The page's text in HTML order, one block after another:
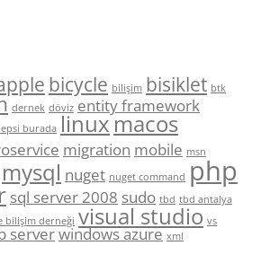
bicycle bilişim bisiklet btk
dernek döviz entity framework
burada linuxmacos
migration mobile msn
mysql nuget nuget command php
sql server 2008 sudo tbd tbd antalya
bilişim derneği visual studio vs
serverwindows azure xml